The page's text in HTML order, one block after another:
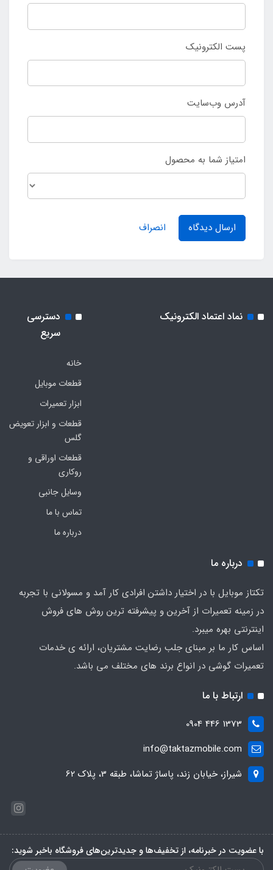
پست الکترونیک
آدرس وب‌سایت
امتیاز شما به محصول
ارسال دیدگاه انصراف
نماد اعتماد الکترونیک
دسترسی
سریع
خانه
قطعات موبایل
ابزار تعمیرات
قطعات و ابزار تعویض
گلس
قطعات اوراقی و
روکاری
وسایل جانبی
تماس با ما
درباره ما
درباره ما
تکتاز موبایل با در اختیار داشتن افرادی کار آمد و مسولانی با تجربه
در زمینه تعمیرات از آخرین و پیشرفته ترین روش های فروش
اینترنتی بهره میبرد.
اساس کار ما بر مبنای جلب رضایت مشتریان، ارائه ی خدمات
تعمیرات گوشی در انواع برند های مختلف می باشد.
ارتباط با ما
1373 446 0904
info@taktazmobile.com
شیراز، خیابان زند، پاساژ تماشا، طبقه 3، پلاک 62
با عضویت در خبرنامه، از تخفیف‌ها و جدیدترین‌های فروشگاه باخبر شوید: